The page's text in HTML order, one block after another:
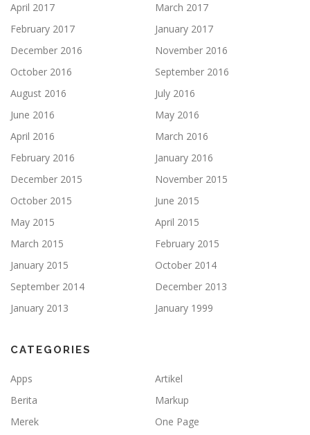
April 2017
March 2017
February 2017
January 2017
December 2016
November 2016
October 2016
September 2016
August 2016
July 2016
June 2016
May 2016
April 2016
March 2016
February 2016
January 2016
December 2015
November 2015
October 2015
June 2015
May 2015
April 2015
March 2015
February 2015
January 2015
October 2014
September 2014
December 2013
January 2013
January 1999
CATEGORIES
Apps
Artikel
Berita
Markup
Merek
One Page